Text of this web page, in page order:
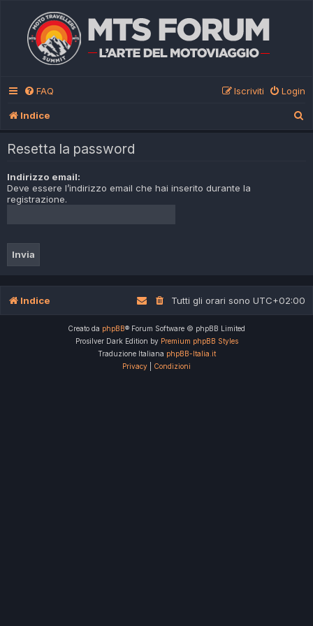
FAQ Login
Iscriviti
Indice
Resetta la password
Indirizzo email:
Deve essere l’indirizzo email che hai inserito durante la
registrazione.
Indice Tutti gli orari sono UTC+02:00
Creato da phpBB® Forum Software © phpBB Limited
Prosilver Dark Edition by Premium phpBB Styles
Traduzione Italiana phpBB-Italia.it
Privacy
Condizioni